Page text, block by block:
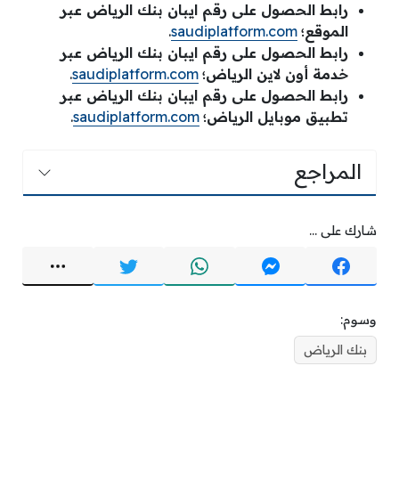
رابط الحصول على رقم ايبان بنك الرياض عبر
الموقع؛ saudiplatform.com
.
رابط الحصول على رقم ايبان بنك الرياض عبر
خدمة أون لاين الرياض؛ saudiplatform.com
.
رابط الحصول على رقم ايبان بنك الرياض عبر
تطبيق موبايل الرياض؛ saudiplatform.com
.
المراجع
شارك على ...
وسوم:
بنك الرياض